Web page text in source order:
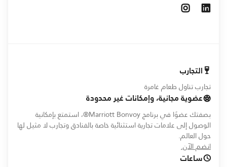
Opens In New Window
التجارب
تجارب تناول طعام غامرة
عضوية مجانية، وإمكانات غير محدودة
بصفتك عضوًا في برنامج Marriott Bonvoy®، استمتع بإمكانية
الوصول إلى علامات تجارية استثنائية خاصة بالفنادق وتجارب لا مثيل لها
حول العالم.
انضم الآن.
ساعات